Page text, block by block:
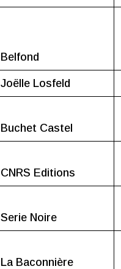
Belfond
Joëlle Losfeld
Buchet Castel
CNRS Editions
Serie Noire
La Baconnière